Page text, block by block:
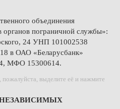
объединения
органов пограничной службы»:
24 УНП 101002538
в ОАО «Беларусбанк»
МФО 15300614.
выделите её и нажмите